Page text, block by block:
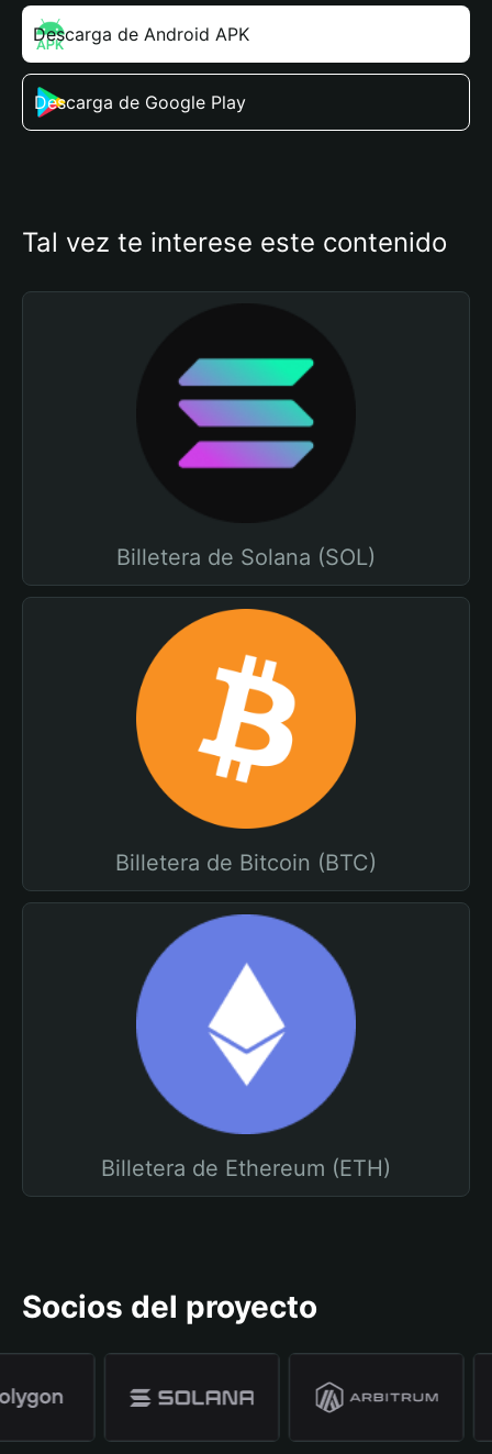
Descarga de Android APK
Descarga de Google Play
Tal vez te interese este contenido
Billetera de Solana (SOL)
Billetera de Bitcoin (BTC)
Billetera de Ethereum (ETH)
Socios del proyecto